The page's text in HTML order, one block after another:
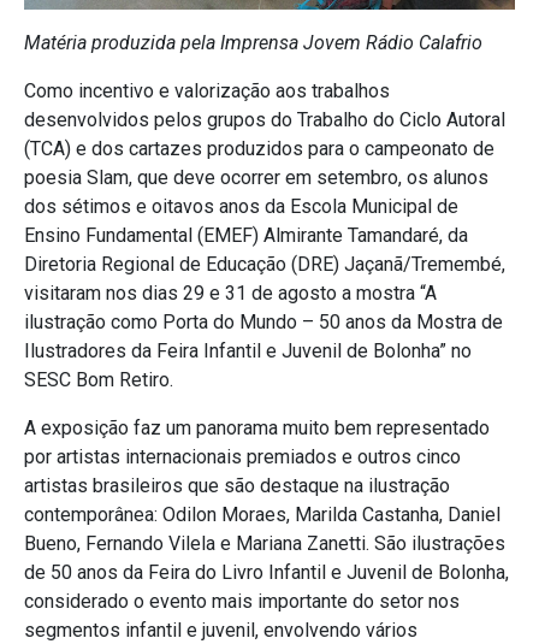
Matéria produzida pela Imprensa Jovem Rádio Calafrio
Como incentivo e valorização aos trabalhos
desenvolvidos pelos grupos do Trabalho do Ciclo Autoral
(TCA) e dos cartazes produzidos para o campeonato de
poesia Slam, que deve ocorrer em setembro, os alunos
dos sétimos e oitavos anos da Escola Municipal de
Ensino Fundamental (EMEF) Almirante Tamandaré, da
Diretoria Regional de Educação (DRE) Jaçanã/Tremembé,
visitaram nos dias 29 e 31 de agosto a mostra “A
ilustração como Porta do Mundo – 50 anos da Mostra de
Ilustradores da Feira Infantil e Juvenil de Bolonha” no
SESC Bom Retiro.
A exposição faz um panorama muito bem representado
por artistas internacionais premiados e outros cinco
artistas brasileiros que são destaque na ilustração
contemporânea: Odilon Moraes, Marilda Castanha, Daniel
Bueno, Fernando Vilela e Mariana Zanetti. São ilustrações
de 50 anos da Feira do Livro Infantil e Juvenil de Bolonha,
considerado o evento mais importante do setor nos
segmentos infantil e juvenil, envolvendo vários